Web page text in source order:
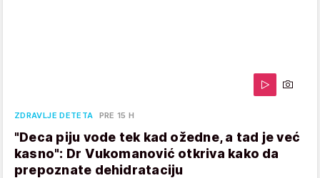
ZDRAVLJE DETETA PRE 15 H
"Deca piju vode tek kad ožedne, a tad je već
kasno": Dr Vukomanović otkriva kako da
prepoznate dehidrataciju